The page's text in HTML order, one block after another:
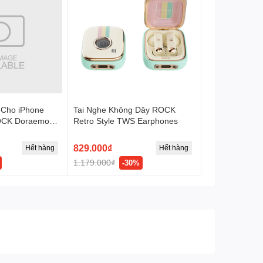
có thể lau sạch các vết bẩn bằng khăn ẩm mà
luôn sạch sẽ, mới mẻ.
iPhone
Doraemon
Authentic
Hết hàng
Tai Nghe Không Dây ROCK
Retro Style TWS Earphones
829.000₫
1.179.000₫ -30%
Hết hàng